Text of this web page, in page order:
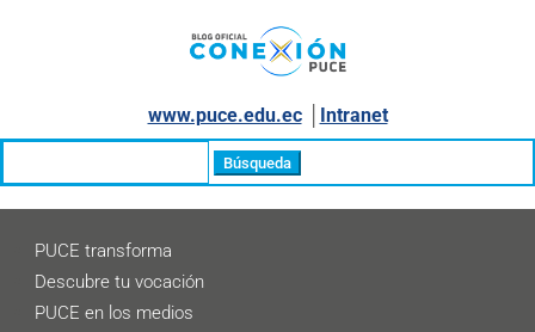
www.puce.edu.ec│ Intranet
PUCE transforma
Descubre tu vocación
PUCE en los medios